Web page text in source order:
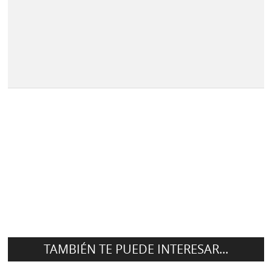
TAMBIÉN TE PUEDE INTERESAR...